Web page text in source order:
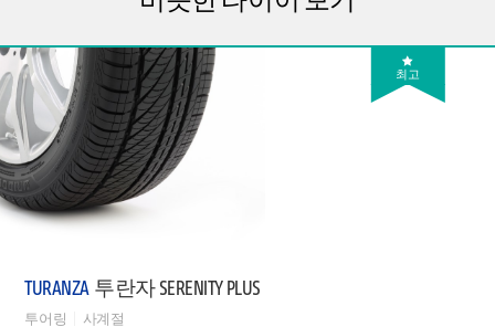
최고
TURANZA 투란자 SERENITY PLUS
투어링 사계절